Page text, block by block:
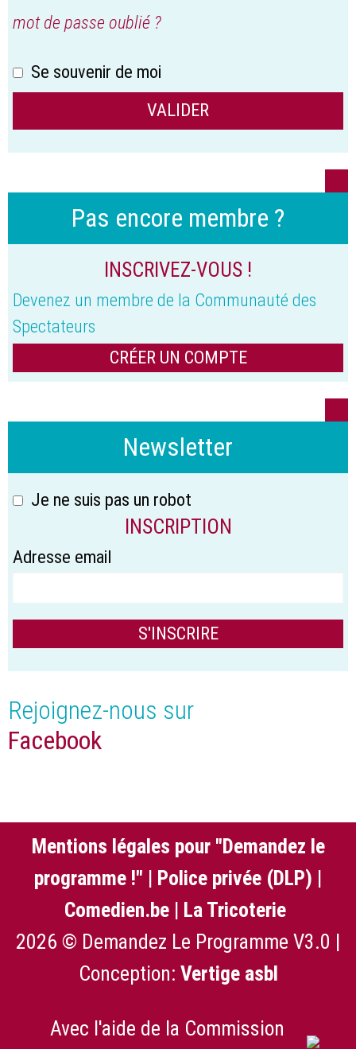
mot de passe oublié ?
Se souvenir de moi
Pas encore membre ?
INSCRIVEZ-VOUS !
Devenez un membre de la Communauté des
Spectateurs
CRÉER UN COMPTE
Newsletter
Je ne suis pas un robot
INSCRIPTION
Adresse email
Rejoignez-nous sur
Facebook
Mentions légales pour "Demandez le
programme !" | Police privée (DLP) |
Comedien.be | La Tricoterie
2026 © Demandez Le Programme V3.0 |
Conception: Vertige asbl
Avec l'aide de la Commission